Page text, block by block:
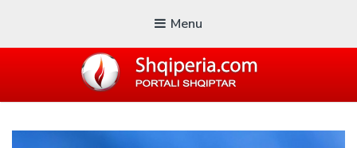
Menu